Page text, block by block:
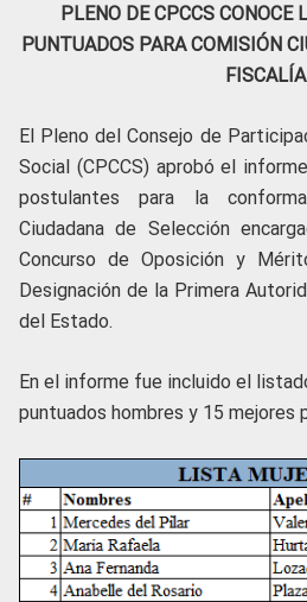
PLENO DE CPCCS CONOCE
PUNTUADOS PARA COMISIÓN
FISCALÍA
El Pleno del Consejo de
Social (CPCCS) aprobó el
postulantes para la
Ciudadana de Selección
Concurso de Oposición y
Designación de la Primera
del Estado.
En el informe fue incluido el
puntuados hombres y 15 mejores